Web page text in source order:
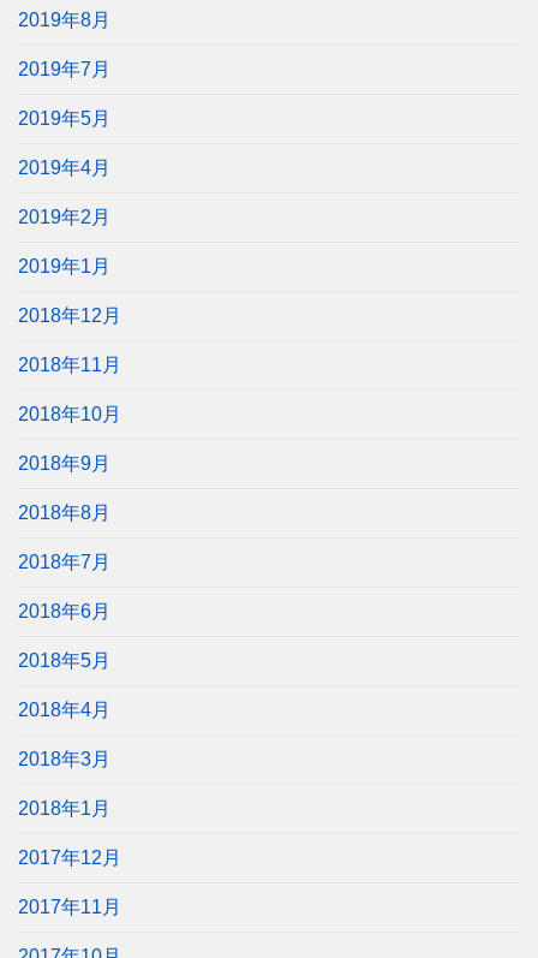
2019年8月
2019年7月
2019年5月
2019年4月
2019年2月
2019年1月
2018年12月
2018年11月
2018年10月
2018年9月
2018年8月
2018年7月
2018年6月
2018年5月
2018年4月
2018年3月
2018年1月
2017年12月
2017年11月